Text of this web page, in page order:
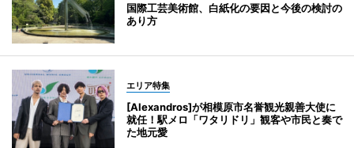
国際工芸美術館、白紙化の要因と今後の検討の
あり方
エリア特集
[Alexandros]が相模原市名誉観光親善大使に
就任！駅メロ「ワタリドリ」観客や市民と奏で
た地元愛